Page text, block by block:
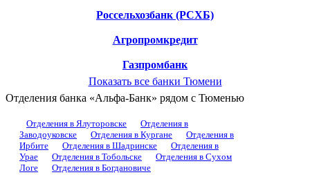
Россельхозбанк (РСХБ)
Агропромкредит
Газпромбанк
Показать все банки Тюмени
Отделения банка «Альфа-Банк» рядом с Тюменью
Отделения в Ялуторовске
Отделения в
Заводоуковске
Отделения в Кургане
Отделения в
Ирбите
Отделения в Шадринске
Отделения в
Урае
Отделения в Тобольске
Отделения в Сухом
Логе
Отделения в Богдановиче